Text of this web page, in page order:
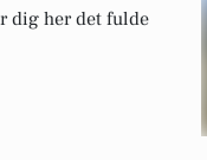
dig her det fulde